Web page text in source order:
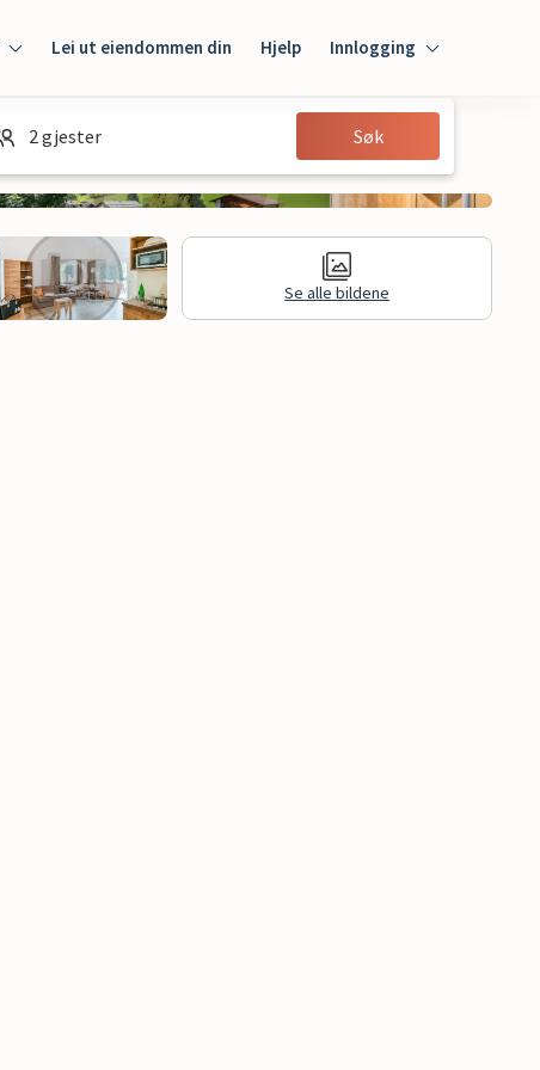
Lei ut eiendommen din Hjelp Innlogging
Innlogging
Gjest
2 gjester Søk
Se alle bildene